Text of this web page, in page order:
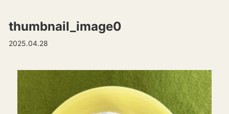
thumbnail_image0
2025.04.28